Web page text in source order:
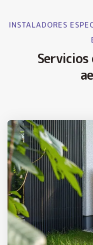
INSTALADORES